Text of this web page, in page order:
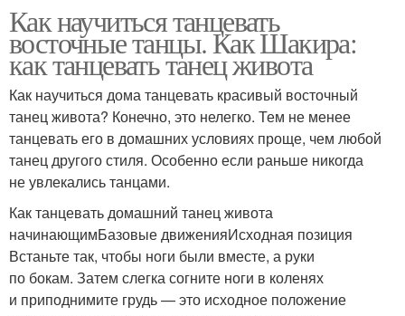
Как научиться танцевать
восточные танцы. Как Шакира:
как танцевать танец живота
Как научиться дома танцевать красивый восточный
танец живота? Конечно, это нелегко. Тем не менее
танцевать его в домашних условиях проще, чем любой
танец другого стиля. Особенно если раньше никогда
не увлекались танцами.
Как танцевать домашний танец живота
начинающимБазовые движенияИсходная позиция
Встаньте так, чтобы ноги были вместе, а руки
по бокам. Затем слегка согните ноги в коленях
и приподнимите грудь — это исходное положение